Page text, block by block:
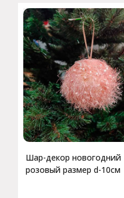
Шар-декор новогодний
розовый размер d-10см